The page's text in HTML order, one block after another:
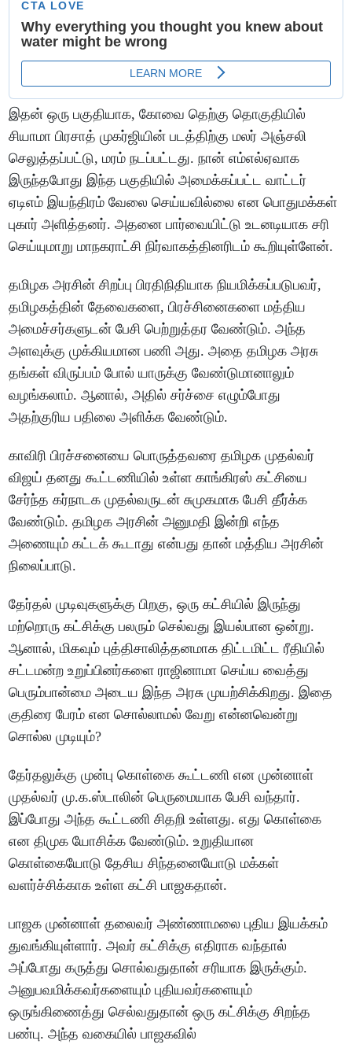
இதன் ஒரு பகுதியாக, கோவை தெற்கு தொகுதியில்
சியாமா பிரசாத் முகர்ஜியின் படத்திற்கு மலர் அஞ்சலி
செலுத்தப்பட்டு, மரம் நடப்பட்டது. நான் எம்எல்ஏவாக
இருந்தபோது இந்த பகுதியில் அமைக்கப்பட்ட வாட்டர்
ஏடிஎம் இயந்திரம் வேலை செய்யவில்லை என பொதுமக்கள்
புகார் அளித்தனர். அதனை பார்வையிட்டு உடனடியாக சரி
செய்யுமாறு மாநகராட்சி நிர்வாகத்தினரிடம் கூறியுள்ளேன்.
தமிழக அரசின் சிறப்பு பிரதிநிதியாக நியமிக்கப்படுபவர்,
தமிழகத்தின் தேவைகளை, பிரச்சினைகளை மத்திய
அமைச்சர்களுடன் பேசி பெற்றுத்தர வேண்டும். அந்த
அளவுக்கு முக்கியமான பணி அது. அதை தமிழக அரசு
தங்கள் விருப்பம் போல் யாருக்கு வேண்டுமானாலும்
வழங்கலாம். ஆனால், அதில் சர்ச்சை எழும்போது
அதற்குரிய பதிலை அளிக்க வேண்டும்.
காவிரி பிரச்சனையை பொருத்தவரை தமிழக முதல்வர்
விஜய் தனது கூட்டணியில் உள்ள காங்கிரஸ் கட்சியை
சேர்ந்த கர்நாடக முதல்வருடன் சுமுகமாக பேசி தீர்க்க
வேண்டும். தமிழக அரசின் அனுமதி இன்றி எந்த
அணையும் கட்டக் கூடாது என்பது தான் மத்திய அரசின்
நிலைப்பாடு.
தேர்தல் முடிவுகளுக்கு பிறகு, ஒரு கட்சியில் இருந்து
மற்றொரு கட்சிக்கு பலரும் செல்வது இயல்பான ஒன்று.
ஆனால், மிகவும் புத்திசாலித்தனமாக திட்டமிட்ட ரீதியில்
சட்டமன்ற உறுப்பினர்களை ராஜினாமா செய்ய வைத்து
பெரும்பான்மை அடைய இந்த அரசு முயற்சிக்கிறது. இதை
குதிரை பேரம் என சொல்லாமல் வேறு என்னவென்று
சொல்ல முடியும்?
தேர்தலுக்கு முன்பு கொள்கை கூட்டணி என முன்னாள்
முதல்வர் மு.க.ஸ்டாலின் பெருமையாக பேசி வந்தார்.
இப்போது அந்த கூட்டணி சிதறி உள்ளது. எது கொள்கை
என திமுக யோசிக்க வேண்டும். உறுதியான
கொள்கையோடு தேசிய சிந்தனையோடு மக்கள்
வளர்ச்சிக்காக உள்ள கட்சி பாஜகதான்.
பாஜக முன்னாள் தலைவர் அண்ணாமலை புதிய இயக்கம்
துவங்கியுள்ளார். அவர் கட்சிக்கு எதிராக வந்தால்
அப்போது கருத்து சொல்வதுதான் சரியாக இருக்கும்.
அனுபவமிக்கவர்களையும் புதியவர்களையும்
ஒருங்கிணைத்து செல்வதுதான் ஒரு கட்சிக்கு சிறந்த
பண்பு. அந்த வகையில் பாஜகவில்